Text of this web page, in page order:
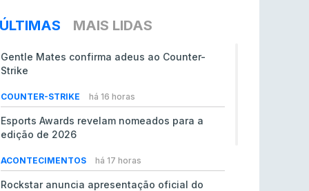
ÚLTIMAS MAIS LIDAS
Gentle Mates confirma adeus ao Counter-
Strike
COUNTER-STRIKE há 16 horas
Esports Awards revelam nomeados para a
edição de 2026
ACONTECIMENTOS há 17 horas
Rockstar anuncia apresentação oficial do